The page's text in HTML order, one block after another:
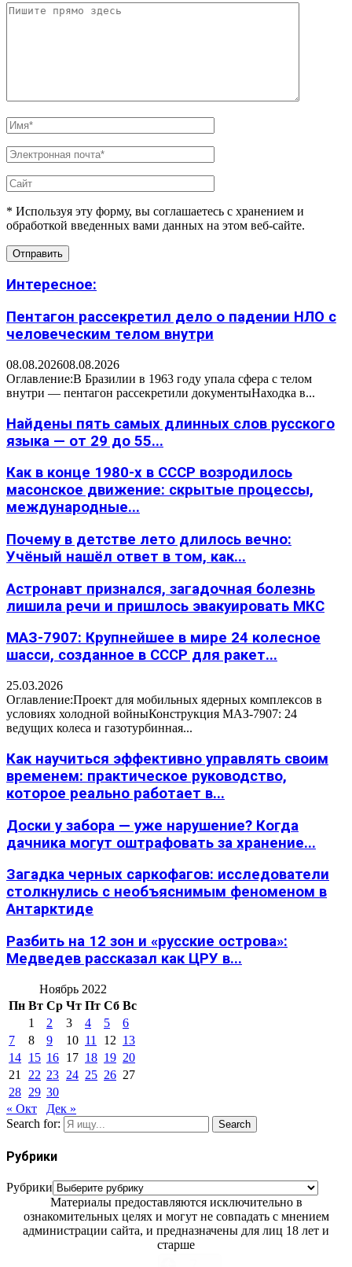
* Используя эту форму, вы соглашаетесь с хранением и
обработкой введенных вами данных на этом веб-сайте.
Интересное:
Пентагон рассекретил дело о падении НЛО с
человеческим телом внутри
08.08.202608.08.2026
Оглавление:В Бразилии в 1963 году упала сфера с телом
внутри — пентагон рассекретили документыНаходка в...
Найдены пять самых длинных слов русского
языка — от 29 до 55...
Как в конце 1980-х в СССР возродилось
масонское движение: скрытые процессы,
международные...
Почему в детстве лето длилось вечно:
Учёный нашёл ответ в том, как...
Астронавт признался, загадочная болезнь
лишила речи и пришлось эвакуировать МКС
МАЗ-7907: Крупнейшее в мире 24 колесное
шасси, созданное в СССР для ракет...
25.03.2026
Оглавление:Проект для мобильных ядерных комплексов в
условиях холодной войныКонструкция МАЗ-7907: 24
ведущих колеса и газотурбинная...
Как научиться эффективно управлять своим
временем: практическое руководство,
которое реально работает в...
Доски у забора — уже нарушение? Когда
дачника могут оштрафовать за хранение...
Загадка черных саркофагов: исследователи
столкнулись с необъяснимым феноменом в
Антарктиде
Разбить на 12 зон и «русские острова»:
Медведев рассказал как ЦРУ в...
Ноябрь 2022
Пн Вт Ср Чт Пт Сб Вс
1
2 3 4 5
6
7
8 9 10 11 12 13
14 15 16 17 18 19 20
21
22 23 24 25 26 27
28 29 30
« Окт
Дек »
Search for:
Search
Рубрики
Рубрики
Материалы предоставляются исключительно в
ознакомительных целях и могут не совпадать с мнением
администрации сайта, и предназначены для лиц 18 лет и
старше